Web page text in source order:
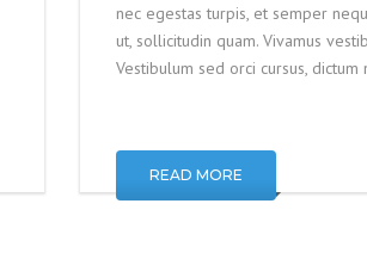
nec egestas turpis, et semper
ut, sollicitudin quam. Vivamus
Vestibulum sed orci cursus, dictum
READ MORE